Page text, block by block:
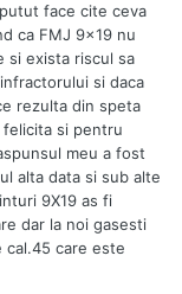
face cite ceva
ca FMJ 9x19 nu
si exista riscul sa
si daca
rezulta din speta
si pentru
meu a fost
alta data si sub alte
9X19 as fi
dar la noi gasesti
cal.45 care este